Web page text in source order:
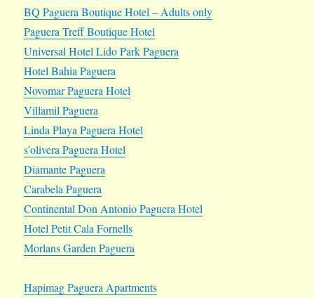
BQ Paguera Boutique Hotel – Adults only
Paguera Treff Boutique Hotel
Universal Hotel Lido Park Paguera
Hotel Bahia Paguera
Novomar Paguera Hotel
Villamil Paguera
Linda Playa Paguera Hotel
s’olivera Paguera Hotel
Diamante Paguera
Carabela Paguera
Continental Don Antonio Paguera Hotel
Hotel Petit Cala Fornells
Morlans Garden Paguera
Hapimag Paguera Apartments